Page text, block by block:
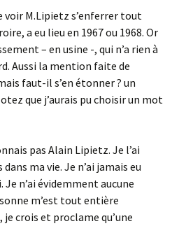
voir M.Lipietz s’enferrer tout
a eu lieu en 1967 ou 1968. Or
– en usine -, qui n’a rien à
Aussi la mention faite de
faut-il s’en étonner ? un
que j’aurais pu choisir un mot
pas Alain Lipietz. Je l’ai
ma vie. Je n’ai jamais eu
Je n’ai évidemment aucune
m’est tout entière
crois et proclame qu’une